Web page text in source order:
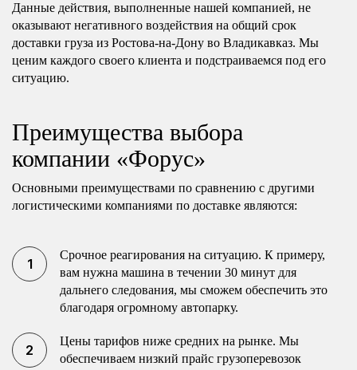
Данные действия, выполненные нашей компанией, не
оказывают негативного воздействия на общий срок
доставки груза из Ростова-на-Дону во Владикавказ. Мы
ценим каждого своего клиента и подстраиваемся под его
ситуацию.
Преимущества выбора
компании «Форус»
Основными преимуществами по сравнению с другими
логистическими компаниями по доставке являются:
Срочное реагирования на ситуацию. К примеру,
вам нужна машина в течении 30 минут для
дальнего следования, мы сможем обеспечить это
благодаря огромному автопарку.
Цены тарифов ниже средних на рынке. Мы
обеспечиваем низкий прайс грузоперевозок